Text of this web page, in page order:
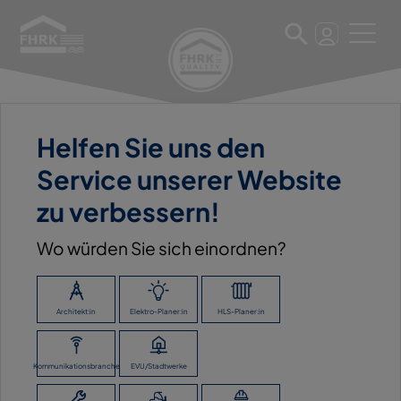
Helfen Sie uns den
Service unserer Website
zu verbessern!
Wo würden Sie sich einordnen?
Architekt:in Elektro-Planer:in HLS-Planer:in
Kommunikationsbranche EVU/Stadtwerke
24. November 2025
KRASO GMBH & CO. KG,
RHEDE
ZURÜCK ZUR ÜBERSICHT